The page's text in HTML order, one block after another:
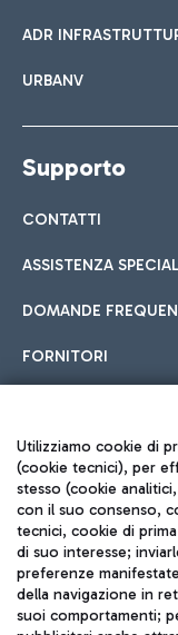
ADR
URBANV
Supporto
CONTATTI
ASSISTENZA
DOMANDE
FORNITORI
Seguici sui
Utilizziamo cookie di
(cookie tecnici), per
stesso (cookie
con il suo consenso,
tecnici, cookie di
di suo interesse;
preferenze
della navigazione in
suoi comportamenti;